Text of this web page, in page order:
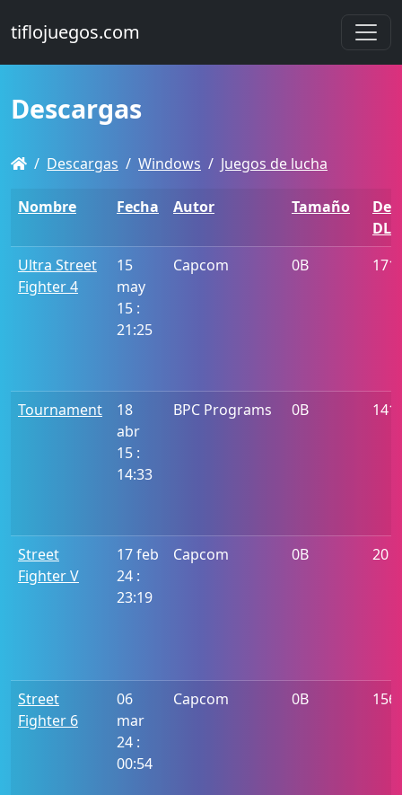
tiflojuegos.com
Descargas
Descargas Windows Juegos de lucha
Nombre Fecha Autor Tamaño
De
DL
Ultra Street
Fighter 4
15
may
15 :
21:25
Capcom 0B 171
Tournament
18
abr
15 :
14:33
BPC Programs 0B
Street
Fighter V
17 feb
24 :
23:19
Capcom 0B 20
Street
Fighter 6
06
mar
24 :
00:54
Capcom 0B 156